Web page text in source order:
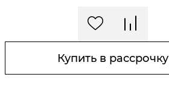
Купить в рассрочку